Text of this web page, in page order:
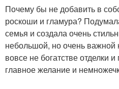
Почему бы не добавить в
роскоши и гламура?
семья и создала очень
небольшой, но очень
вовсе не богатстве отделки
главное желание и